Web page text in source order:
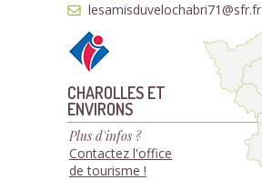
lesamisduvelochabri71@sfr.fr
CHAROLLES ET
ENVIRONS
Plus d'infos ?
Contactez l'office
de tourisme !